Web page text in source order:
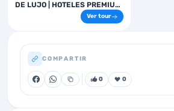
DE LUJO | HOTELES PREMIUM
Y EXPERIENCIA EXCLUSIVA
Ver tour
COMPARTIR
0 0